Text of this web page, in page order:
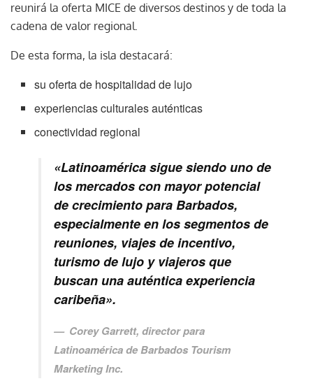
reunirá la oferta MICE de diversos destinos y de toda la
cadena de valor regional.
De esta forma, la isla destacará:
su oferta de hospitalidad de lujo
experiencias culturales auténticas
conectividad regional
«Latinoamérica sigue siendo uno de
los mercados con mayor potencial
de crecimiento para Barbados,
especialmente en los segmentos de
reuniones, viajes de incentivo,
turismo de lujo y viajeros que
buscan una auténtica experiencia
caribeña».
Corey Garrett, director para
Latinoamérica de Barbados Tourism
Marketing Inc.